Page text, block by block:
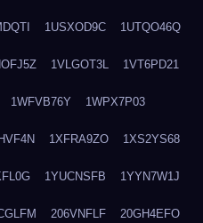
1USXOD9C 1UTQO46Q
1VLGOT3L 1VT6PD21
1WFVB76Y 1WPX7P03
1XFRA9ZO 1XS2YS68
1YUCNSFB 1YYN7W1J
206VNFLF 20GH4EFO